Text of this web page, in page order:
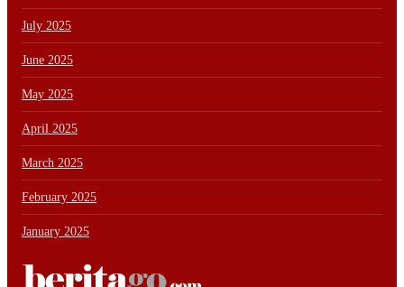
July 2025
June 2025
May 2025
April 2025
March 2025
February 2025
January 2025